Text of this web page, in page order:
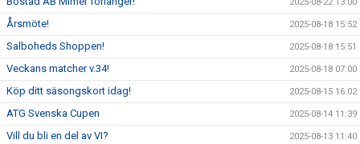
Årsmöte! 2025-08-18 15:52
Salboheds Shoppen! 2025-08-18 15:51
Veckans matcher v.34! 2025-08-18 07:00
Köp ditt säsongskort idag! 2025-08-15 16:02
ATG Svenska Cupen 2025-08-14 11:39
Vill du bli en del av VI? 2025-08-13 11:40